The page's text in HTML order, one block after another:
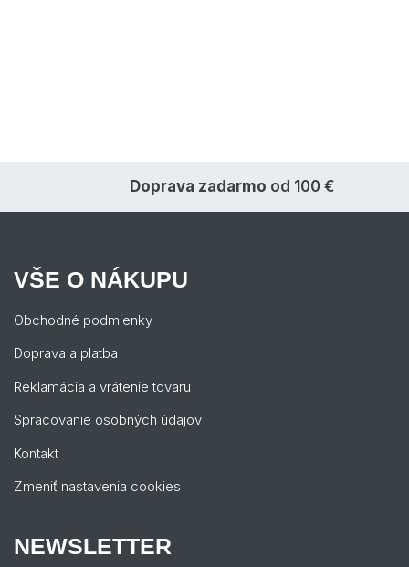
Doprava zadarmo od 100 €
VŠE O NÁKUPU
Obchodné podmienky
Doprava a platba
Reklamácia a vrátenie tovaru
Spracovanie osobných údajov
Kontakt
Zmeniť nastavenia cookies
NEWSLETTER